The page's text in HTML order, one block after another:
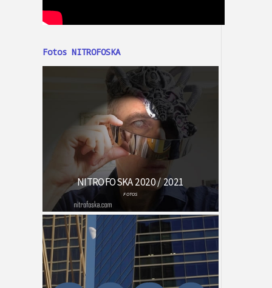
Fotos NITROFOSKA